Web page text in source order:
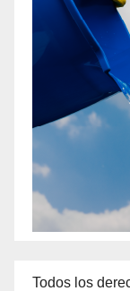
Todos los